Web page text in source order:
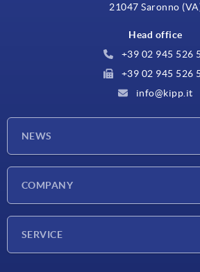
21047 Saronno
Head office
+39 02 945 526
+39 02 945 526
info@kipp.it
NEWS
COMPANY
SERVICE